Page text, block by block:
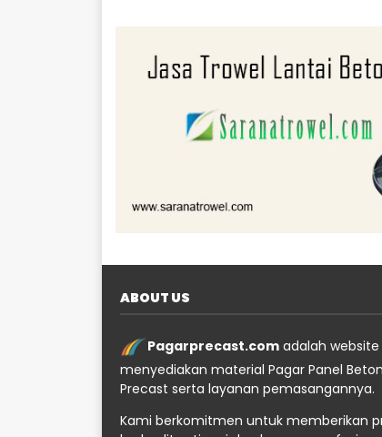
ABOUT US
Pagarprecast.com adalah
menyediakan material Pagar Panel Beton
Precast serta layanan pemasangannya.
Kami berkomitmen untuk memberikan